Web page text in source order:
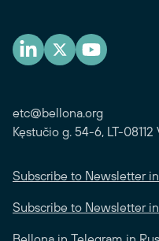
etc@bellona.org
Kęstučio g. 54-6, LT-
Subscribe to Newsletter
Subscribe to Newsletter